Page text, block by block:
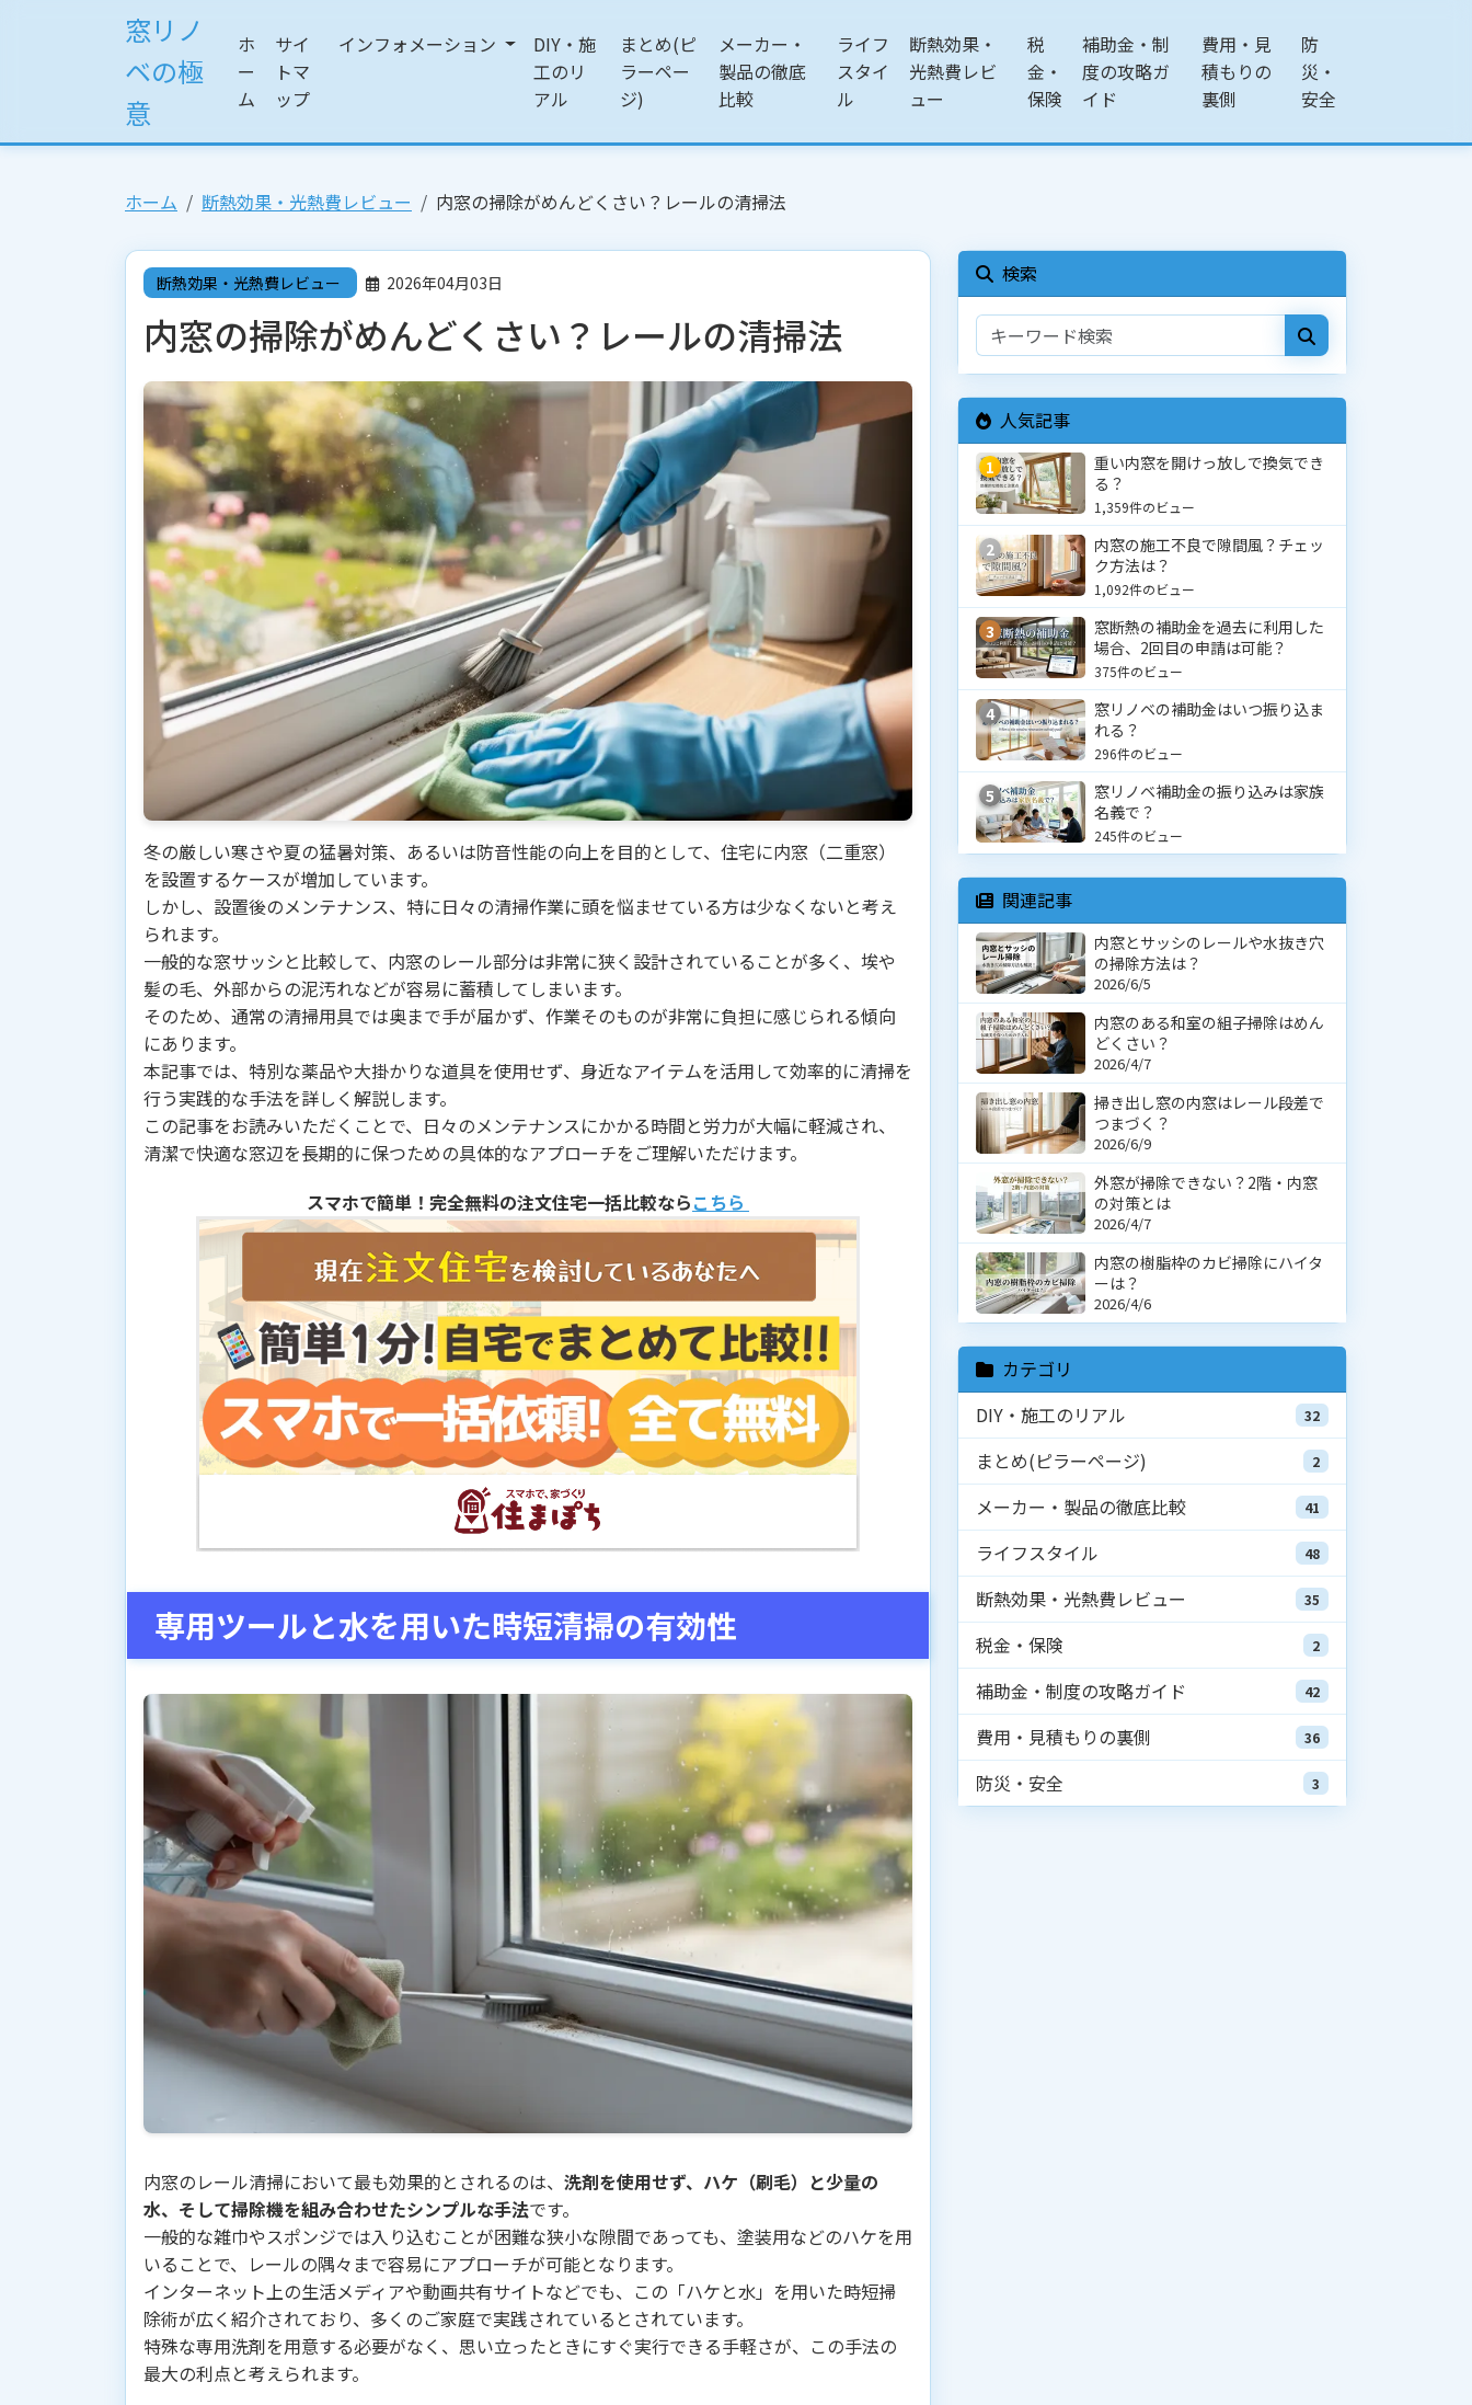
窓リノ
ベの極
意
ホ
ー
ム
サイ
トマ
ップ
インフォメーション
DIY・施
工のリ
アル
まとめ(ピ
ラーペー
ジ)
メーカー・
製品の徹底
比較
ライフ
スタイ
ル
断熱効果・
光熱費レビ
ュー
税
金・
保険
補助金・制
度の攻略ガ
イド
費用・見
積もりの
裏側
防
災・
安全
ホーム 断熱効果・光熱費レビュー 内窓の掃除がめんどくさい？レールの清掃法
断熱効果・光熱費レビュー 2026年04月03日
内窓の掃除がめんどくさい？レールの清掃法
冬の厳しい寒さや夏の猛暑対策、あるいは防音性能の向上を目的として、住宅に内窓（二重窓）
を設置するケースが増加しています。
しかし、設置後のメンテナンス、特に日々の清掃作業に頭を悩ませている方は少なくないと考え
られます。
一般的な窓サッシと比較して、内窓のレール部分は非常に狭く設計されていることが多く、埃や
髪の毛、外部からの泥汚れなどが容易に蓄積してしまいます。
そのため、通常の清掃用具では奥まで手が届かず、作業そのものが非常に負担に感じられる傾向
にあります。
本記事では、特別な薬品や大掛かりな道具を使用せず、身近なアイテムを活用して効率的に清掃を
行う実践的な手法を詳しく解説します。
この記事をお読みいただくことで、日々のメンテナンスにかかる時間と労力が大幅に軽減され、
清潔で快適な窓辺を長期的に保つための具体的なアプローチをご理解いただけます。
スマホで簡単！完全無料の注文住宅一括比較ならこちら
専用ツールと水を用いた時短清掃の有効性
内窓のレール清掃において最も効果的とされるのは、 洗剤を使用せず、ハケ（刷毛）と少量の
水、そして掃除機を組み合わせたシンプルな手法です。
一般的な雑巾やスポンジでは入り込むことが困難な狭小な隙間であっても、塗装用などのハケを用
いることで、レールの隅々まで容易にアプローチが可能となります。
インターネット上の生活メディアや動画共有サイトなどでも、この「ハケと水」を用いた時短掃
除術が広く紹介されており、多くのご家庭で実践されているとされています。
特殊な専用洗剤を用意する必要がなく、思い立ったときにすぐ実行できる手軽さが、この手法の
最大の利点と考えられます。
検索
人気記事
1
重い内窓を開けっ放しで換気でき
る？
1,359件のビュー
2
内窓の施工不良で隙間風？チェッ
ク方法は？
1,092件のビュー
3
窓断熱の補助金を過去に利用した
場合、2回目の申請は可能？
375件のビュー
4
窓リノベの補助金はいつ振り込ま
れる？
296件のビュー
5
窓リノベ補助金の振り込みは家族
名義で？
245件のビュー
関連記事
内窓とサッシのレールや水抜き穴
の掃除方法は？
2026/6/5
内窓のある和室の組子掃除はめん
どくさい？
2026/4/7
掃き出し窓の内窓はレール段差で
つまづく？
2026/6/9
外窓が掃除できない？2階・内窓
の対策とは
2026/4/7
内窓の樹脂枠のカビ掃除にハイタ
ーは？
2026/4/6
カテゴリ
DIY・施工のリアル
32
まとめ(ピラーページ) 2
メーカー・製品の徹底比較 41
ライフスタイル 48
断熱効果・光熱費レビュー 35
税金・保険 2
補助金・制度の攻略ガイド 42
費用・見積もりの裏側 36
防災・安全 3